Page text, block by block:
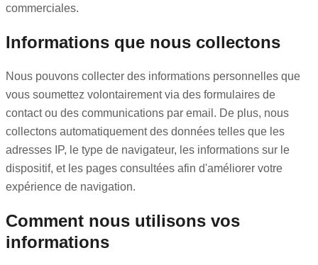
commerciales.
Informations que nous collectons
Nous pouvons collecter des informations personnelles que
vous soumettez volontairement via des formulaires de
contact ou des communications par email. De plus, nous
collectons automatiquement des données telles que les
adresses IP, le type de navigateur, les informations sur le
dispositif, et les pages consultées afin d'améliorer votre
expérience de navigation.
Comment nous utilisons vos
informations